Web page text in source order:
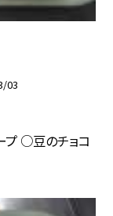
03
○豆のチョコ